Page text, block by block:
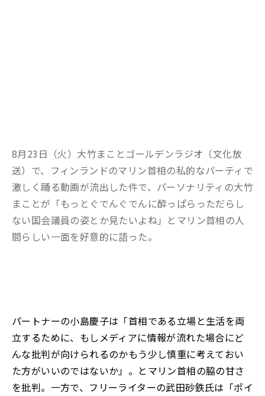
8月23日（火）大竹まことゴールデンラジオ（文化放
送）で、フィンランドのマリン首相の私的なパーティで
激しく踊る動画が流出した件で、パーソナリティの大竹
まことが「もっとぐでんぐでんに酔っぱらっただらし
ない国会議員の姿とか見たいよね」とマリン首相の人
間らしい一面を好意的に語った。
パートナーの小島慶子は「首相である立場と生活を両
立するために、もしメディアに情報が流れた場合にど
んな批判が向けられるのかもう少し慎重に考えておい
た方がいいのではないか」。とマリン首相の脇の甘さ
を批判。一方で、フリーライターの武田砂鉄氏は「ポイ